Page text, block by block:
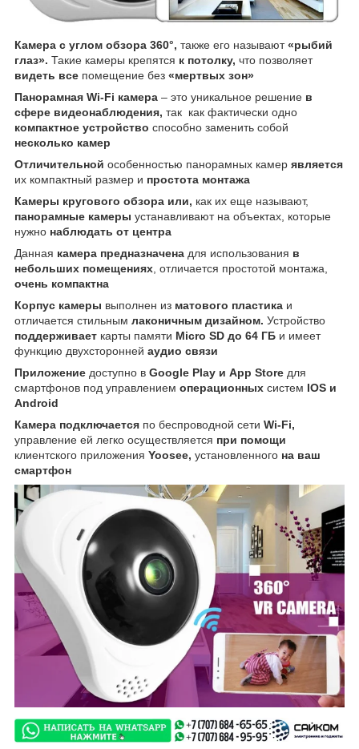
Камера с углом обзора 360°, также его называют«рыбий
глаз». Такие камеры крепятся к потолку, что позволяет
видеть все помещение без «мертвых зон»
Панорамная Wi-Fi камера – это уникальное решение в
сфере видеонаблюдения, так как фактически одно
компактное устройство способно заменить собой
несколько камер
Отличительной особенностью панорамных камер является
их компактный размер и простота монтажа
Камеры кругового обзора или, как их еще называют,
панорамные камеры устанавливают на объектах, которые
нужно наблюдать от центра
Данная камера предназначена для использования в
небольших помещениях , отличается простотой монтажа,
очень компактна
Корпус камеры выполнен из матового пластика и
отличается стильным лаконичным дизайном. Устройство
поддерживает карты памяти Micro SD до 64 ГБ и имеет
функцию двухсторонней аудио связи
Приложение доступно в Google Play и App Store для
смартфонов под управлением операционных систем IOS и
Android
Камера подключается по беспроводной сети Wi-Fi,
управление ей легко осуществляется при помощи
клиентского приложения Yoosee, установленного на ваш
смартфон